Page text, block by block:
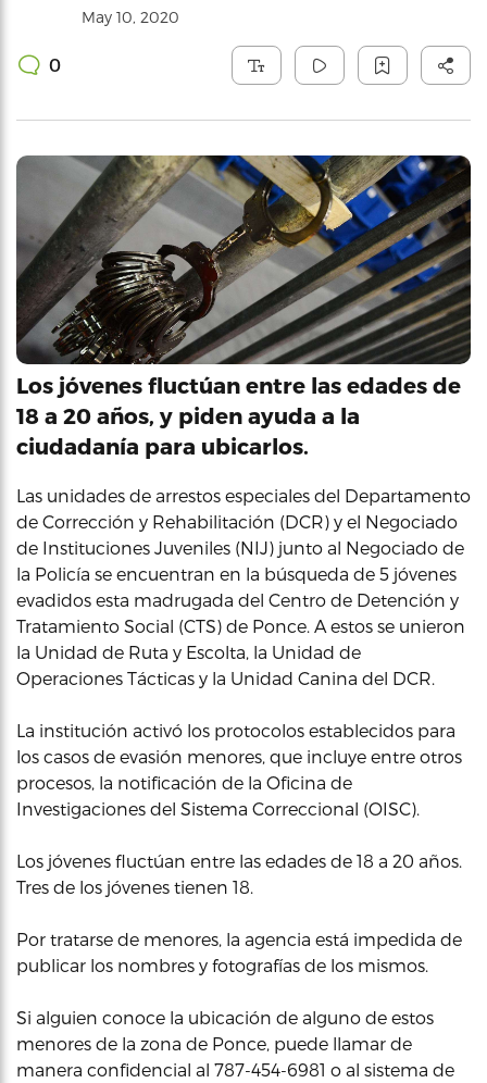
May 10, 2020
0
Los jóvenes fluctúan entre las edades de
18 a 20 años, y piden ayuda a la
ciudadanía para ubicarlos.
Las unidades de arrestos especiales del Departamento
de Corrección y Rehabilitación (DCR) y el Negociado
de Instituciones Juveniles (NIJ) junto al Negociado de
la Policía se encuentran en la búsqueda de 5 jóvenes
evadidos esta madrugada del Centro de Detención y
Tratamiento Social (CTS) de Ponce. A estos se unieron
la Unidad de Ruta y Escolta, la Unidad de
Operaciones Tácticas y la Unidad Canina del DCR.
La institución activó los protocolos establecidos para
los casos de evasión menores, que incluye entre otros
procesos, la notificación de la Oficina de
Investigaciones del Sistema Correccional (OISC).
Los jóvenes fluctúan entre las edades de 18 a 20 años.
Tres de los jóvenes tienen 18.
Por tratarse de menores, la agencia está impedida de
publicar los nombres y fotografías de los mismos.
Si alguien conoce la ubicación de alguno de estos
menores de la zona de Ponce, puede llamar de
manera confidencial al 787-454-6981 o al sistema de